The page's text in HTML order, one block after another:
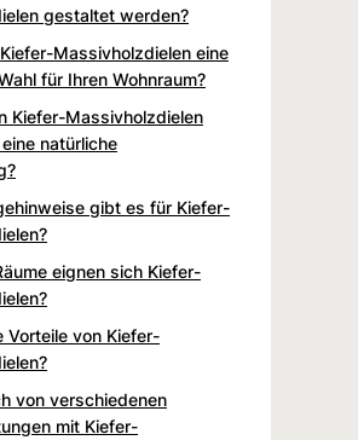
gestaltet werden?
Massivholzdielen eine
für Ihren Wohnraum?
Kiefer-Massivholzdielen
natürliche
gibt es für Kiefer-
eignen sich Kiefer-
Vorteile von Kiefer-
von verschiedenen
mit Kiefer-